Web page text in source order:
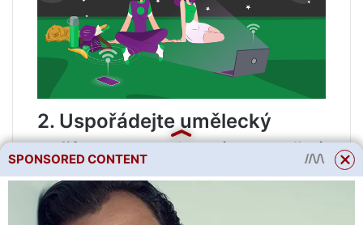
2. Uspořádejte umělecký
večírek.Tento formát společné
zábavy je ideální pro rodiny s
dětmi a kreativní firmy.
SPONSORED CONTENT